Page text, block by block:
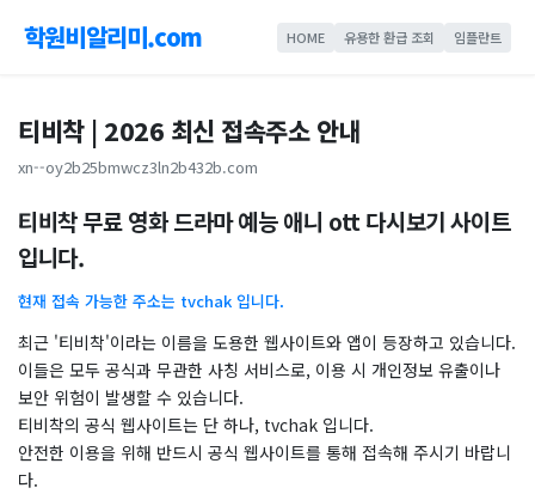
학원비알리미.com HOME 유용한 환급 조회 임플란트
티비착 | 2026 최신 접속주소 안내
xn--oy2b25bmwcz3ln2b432b.com
티비착 무료 영화 드라마 예능 애니 ott 다시보기 사이트
입니다.
현재 접속 가능한 주소는 tvchak 입니다.
최근 '티비착'이라는 이름을 도용한 웹사이트와 앱이 등장하고 있습니다.
이들은 모두 공식과 무관한 사칭 서비스로, 이용 시 개인정보 유출이나
보안 위험이 발생할 수 있습니다.
티비착의 공식 웹사이트는 단 하나, tvchak 입니다.
안전한 이용을 위해 반드시 공식 웹사이트를 통해 접속해 주시기 바랍니
다.